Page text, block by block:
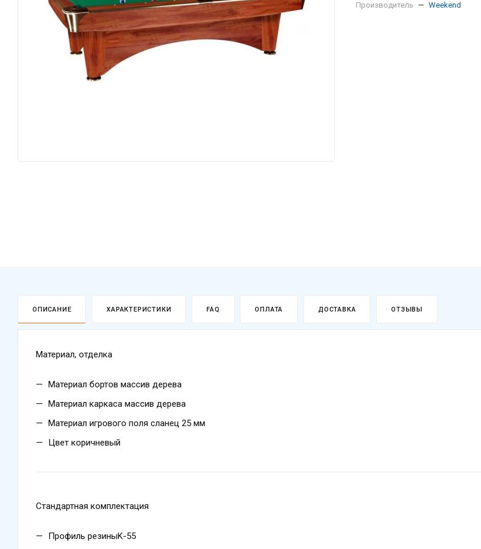
Производитель — Weekend
ОПИСАНИЕ ХАРАКТЕРИСТИКИ FAQ ОПЛАТА ДОСТАВКА ОТЗЫВЫ
Материал, отделка
Материал бортов массив дерева
Материал каркаса массив дерева
Материал игрового поля сланец 25 мм
Цвет коричневый
Стандартная комплектация
Профиль резиныK-55